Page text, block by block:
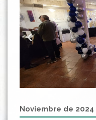
Noviembre de 2024